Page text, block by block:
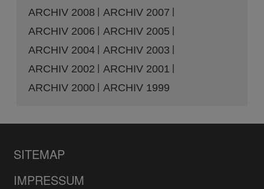
ARCHIV 2008
ARCHIV 2007
ARCHIV 2006
ARCHIV 2005
ARCHIV 2004
ARCHIV 2003
ARCHIV 2002
ARCHIV 2001
ARCHIV 2000
ARCHIV 1999
SITEMAP
IMPRESSUM